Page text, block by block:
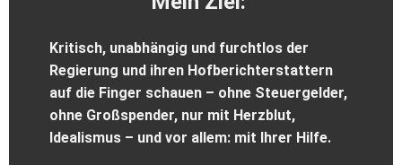
Kritisch, unabhängig und furchtlos der
Regierung und ihren Hofberichterstattern
auf die Finger schauen – ohne Steuergelder,
ohne Großspender, nur mit Herzblut,
Idealismus – und vor allem: mit Ihrer Hilfe.